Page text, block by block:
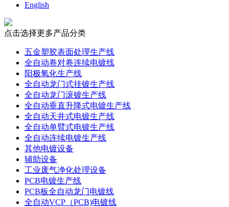
English
点击选择更多产品分类
五金塑胶表面处理生产线
全自动卷对卷连续电镀线
阳极氧化生产线
全自动龙门式挂镀生产线
全自动龙门滚镀生产线
全自动垂直升降式电镀生产线
全自动天井式电镀生产线
全自动单臂式电镀生产线
全自动连续电镀生产线
其他电镀设备
辅助设备
工业废气净化处理设备
PCB电镀生产线
PCB板全自动龙门电镀线
全自动VCP（PCB)电镀线